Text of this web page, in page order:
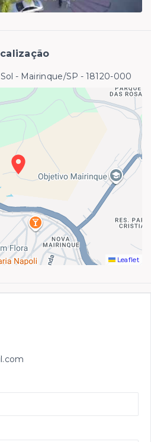
- Mairinque/SP - 18120-000
Leaflet